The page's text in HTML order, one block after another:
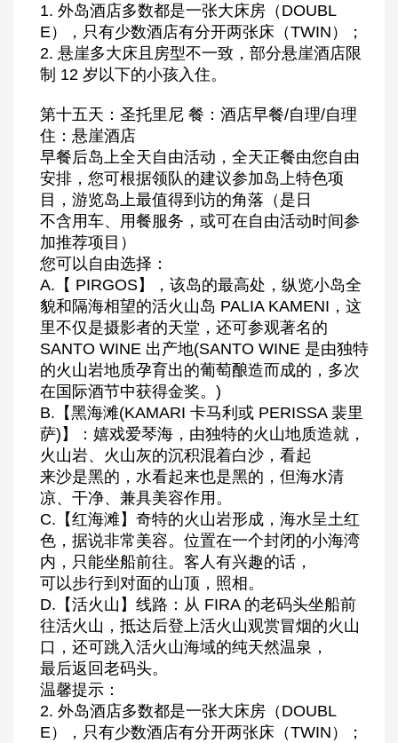
1. 外岛酒店多数都是一张大床房（DOUBL
E），只有少数酒店有分开两张床（TWIN）；
2. 悬崖多大床且房型不一致，部分悬崖酒店限
制 12 岁以下的小孩入住。
第十五天：圣托里尼 餐：酒店早餐/自理/自理
住：悬崖酒店
早餐后岛上全天自由活动，全天正餐由您自由
安排，您可根据领队的建议参加岛上特色项
目，游览岛上最值得到访的角落（是日
不含用车、用餐服务，或可在自由活动时间参
加推荐项目）
您可以自由选择：
A.【 PIRGOS】，该岛的最高处，纵览小岛全
貌和隔海相望的活火山岛 PALIA KAMENI，这
里不仅是摄影者的天堂，还可参观著名的
SANTO WINE 出产地(SANTO WINE 是由独特
的火山岩地质孕育出的葡萄酿造而成的，多次
在国际酒节中获得金奖。)
B.【黑海滩(KAMARI 卡马利或 PERISSA 裴里
萨)】：嬉戏爱琴海，由独特的火山地质造就，
火山岩、火山灰的沉积混着白沙，看起
来沙是黑的，水看起来也是黑的，但海水清
凉、干净、兼具美容作用。
C.【红海滩】奇特的火山岩形成，海水呈土红
色，据说非常美容。位置在一个封闭的小海湾
内，只能坐船前往。客人有兴趣的话，
可以步行到对面的山顶，照相。
D.【活火山】线路：从 FIRA 的老码头坐船前
往活火山，抵达后登上活火山观赏冒烟的火山
口，还可跳入活火山海域的纯天然温泉，
最后返回老码头。
温馨提示：
2. 外岛酒店多数都是一张大床房（DOUBL
E），只有少数酒店有分开两张床（TWIN）；